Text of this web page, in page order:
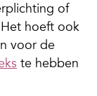
of
hoeft ook
voor de
te hebben